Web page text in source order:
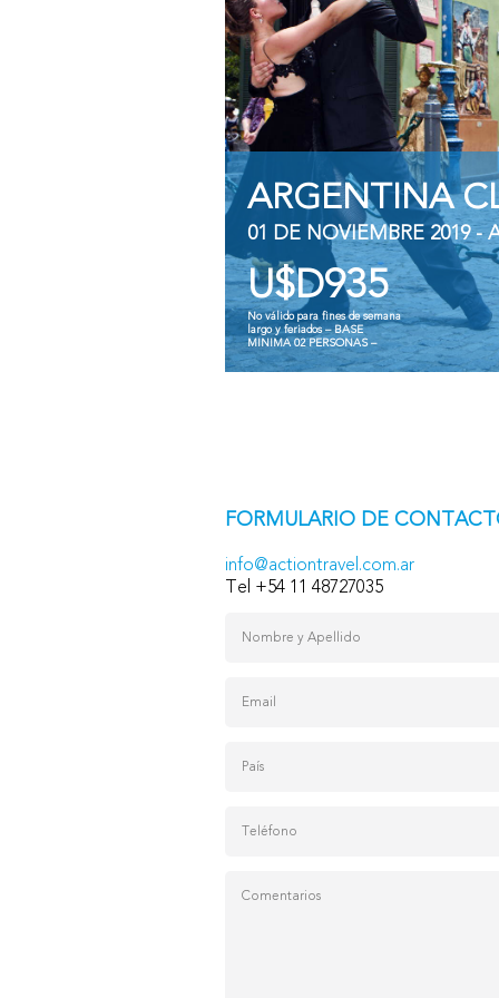
ARGENTINA
01 DE NOVIEMBRE 2019 -
U$D935
No válido para fines de semana
largo y feriados – BASE
MINIMA 02 PERSONAS –
FORMULARIO DE
info@actiontravel.com.ar
Tel +54 11 48727035